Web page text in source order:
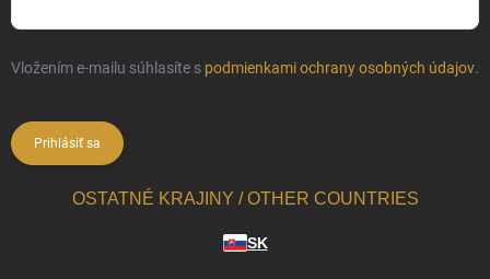
Vložením e-mailu súhlasíte s podmienkami ochrany osobných údajov.
Prihlásiť sa
OSTATNÉ KRAJINY / OTHER COUNTRIES
SK